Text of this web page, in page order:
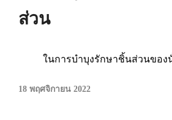
ส่วน
ในการบำบุงรักษาชิ้นส่วนของ
18 พฤศจิกายน 2022